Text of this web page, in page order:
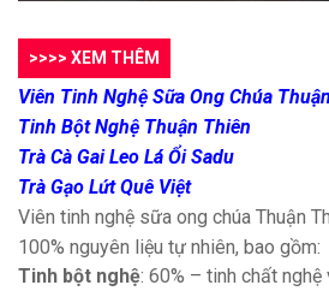
>>>> XEM THÊM
Viên Tinh Nghệ Sữa Ong Chúa
Tinh Bột Nghệ Thuận Thiên
Trà Cà Gai Leo Lá Ổi Sadu
Trà Gạo Lứt Quê Việt
Viên tinh nghệ sữa ong chúa Thuận
100% nguyên liệu tự nhiên, bao gồm:
Tinh bột nghệ: 60% – tinh chất nghệ